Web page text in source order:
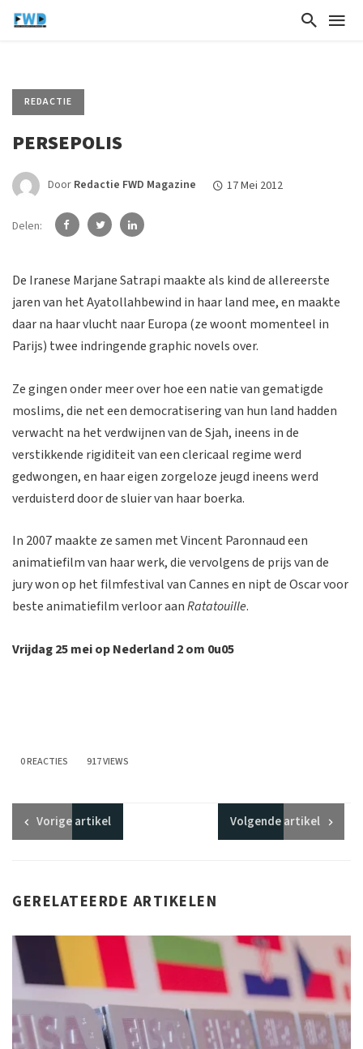
REDACTIE
PERSEPOLIS
Door Redactie FWD Magazine 17 Mei 2012
Delen:
De Iranese Marjane Satrapi maakte als kind de allereerste
jaren van het Ayatollahbewind in haar land mee, en maakte
daar na haar vlucht naar Europa (ze woont momenteel in
Parijs) twee indringende graphic novels over.
Ze gingen onder meer over hoe een natie van gematigde
moslims, die net een democratisering van hun land hadden
verwacht na het verdwijnen van de Sjah, ineens in de
verstikkende rigiditeit van een clericaal regime werd
gedwongen, en haar eigen zorgeloze jeugd ineens werd
verduisterd door de sluier van haar boerka.
In 2007 maakte ze samen met Vincent Paronnaud een
animatiefilm van haar werk, die vervolgens de prijs van de
jury won op het filmfestival van Cannes en nipt de Oscar voor
beste animatiefilm verloor aanRatatouille.
Vrijdag 25 mei op Nederland 2 om 0u05
0 REACTIES 917 VIEWS
Vorigeartikel Volgendeartikel
GERELATEERDE ARTIKELEN